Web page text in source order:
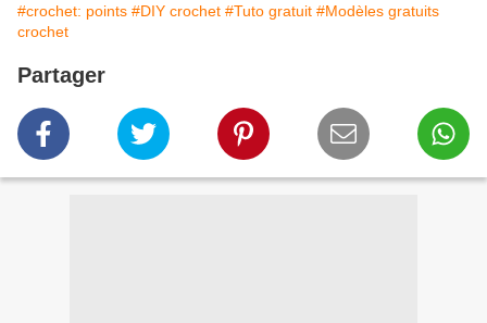
#crochet: points #DIY crochet #Tuto gratuit #Modèles gratuits
crochet
Partager